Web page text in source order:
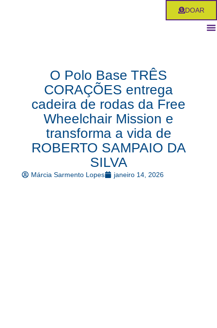
DOAR
O Polo Base TRÊS
CORAÇÕES entrega
cadeira de rodas da Free
Wheelchair Mission e
transforma a vida de
ROBERTO SAMPAIO DA
SILVA
Márcia Sarmento Lopes janeiro 14, 2026